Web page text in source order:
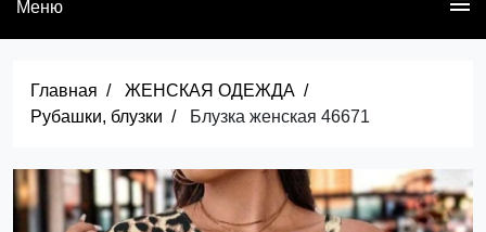
Меню
Главная
ЖЕНСКАЯ ОДЕЖДА
Рубашки, блузки
Блузка женская 46671